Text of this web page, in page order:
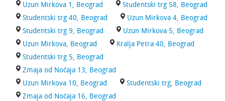
Uzun Mirkova 1, Beograd
Studentski trg 58, Beograd
Studentski trg 40, Beograd
Uzun Mirkova 4, Beograd
Studentski trg 9, Beograd
Uzun Mirkova 5, Beograd
Uzun Mirkova, Beograd
Kralja Petra 40, Beograd
Studentski trg 5, Beograd
Zmaja od Noćaja 13, Beograd
Uzun Mirkova 10, Beograd
Studentski trg, Beograd
Zmaja od Noćaja 16, Beograd